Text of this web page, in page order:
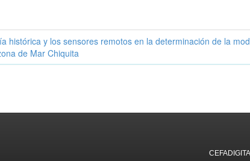
histórica y los sensores remotos en la determinación de la
de Mar Chiquita